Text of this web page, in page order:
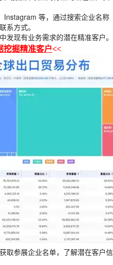
等，通过搜索企业名称
系方式。
发现有业务需求的潜在精准客户。
挖掘精准客户<<
取参展企业名单，了解潜在客户信